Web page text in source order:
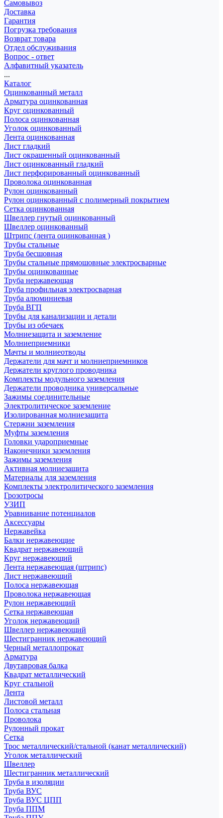
Самовывоз
Доставка
Гарантия
Погрузка требования
Возврат товара
Отдел обслуживания
Вопрос - ответ
Алфавитный указатель
...
Каталог
Оцинкованный металл
Арматура оцинкованная
Круг оцинкованный
Полоса оцинкованная
Уголок оцинкованный
Лента оцинкованная
Лист гладкий
Лист окрашенный оцинкованный
Лист оцинкованный гладкий
Лист перфорированный оцинкованный
Проволока оцинкованная
Рулон оцинкованный
Рулон оцинкованный с полимерный покрытием
Сетка оцинкованная
Швеллер гнутый оцинкованный
Швеллер оцинкованный
Штрипс (лента оцинкованная )
Трубы стальные
Труба бесшовная
Трубы стальные прямошовные электросварные
Трубы оцинкованные
Труба нержавеющая
Труба профильная электросварная
Труба алюминиевая
Труба ВГП
Трубы для канализации и детали
Трубы из обечаек
Молниезащита и заземление
Молниеприемники
Мачты и молниеотводы
Держатели для мачт и молниеприемников
Держатели круглого проводника
Комплекты модульного заземления
Держатели проводника универсальные
Зажимы соединительные
Электролитическое заземление
Изолированная молниезащита
Стержни заземления
Муфты заземления
Головки удароприемные
Наконечники заземления
Зажимы заземления
Активная молниезащита
Материалы для заземления
Комплекты электролитического заземления
Грозотросы
УЗИП
Уравнивание потенциалов
Аксессуары
Нержавейка
Балки нержавеющие
Квадрат нержавеющий
Круг нержавеющий
Лента нержавеющая (штрипс)
Лист нержавеющий
Полоса нержавеющая
Проволока нержавеющая
Рулон нержавеющий
Сетка нержавеющая
Уголок нержавеющий
Швеллер нержавеющий
Шестигранник нержавеющий
Черный металлопрокат
Арматура
Двутавровая балка
Квадрат металлический
Круг стальной
Лента
Листовой металл
Полоса стальная
Проволока
Рулонный прокат
Сетка
Трос металлический/стальной (канат металлический)
Уголок металлический
Швеллер
Шестигранник металлический
Труба в изоляции
Труба ВУС
Труба ВУС ЦПП
Труба ППМ